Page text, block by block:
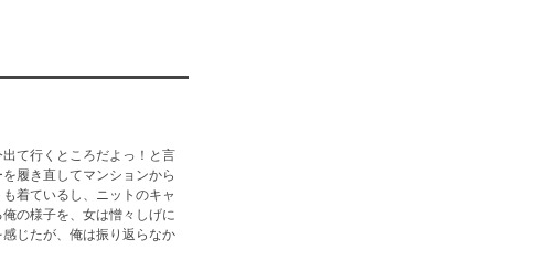
て行くところだよっ！と言
履き直してマンションから
着ているし、ニットのキャ
の様子を、女は憎々しげに
じたが、俺は振り返らなか